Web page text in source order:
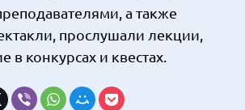
а также
прослушали лекции,
в конкурсах и квестах.